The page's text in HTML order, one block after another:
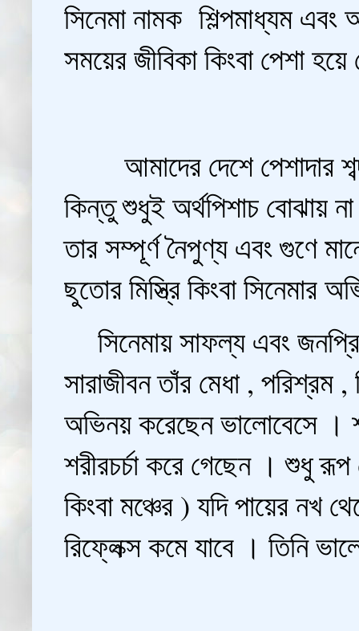
সিনেমা নামক শিল্পমাধ্যম
সময়ের জীবিকা কিংবা পেশা
আমাদের দেশে পেশাদার
কিন্তু শুধুই অর্থপিশাচ বোঝায় না
তার সম্পূর্ণ নৈপুণ্য এবং গুণে
ছুতোর মিস্ত্রি কিংবা সিনেমার
সিনেমায় সাফল্য এবং
সারাজীবন তাঁর মেধা , পরিশ্রম
অভিনয় করেছেন ভালোবেসে ।
শরীরচর্চা করে গেছেন । শুধু
কিংবা মঞ্চের ) যদি পায়ের নখ
রিফ্লেক্স কমে যাবে । তিনি